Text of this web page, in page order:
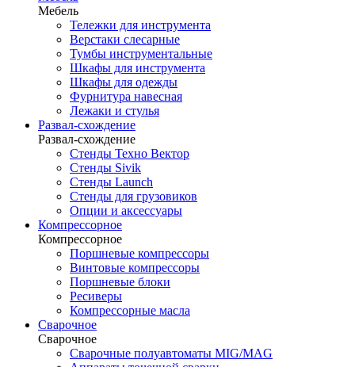
Мебель
Тележки для инструмента
Верстаки слесарные
Тумбы инструментальные
Шкафы для инструмента
Шкафы для одежды
Фурнитура навесная
Лежаки и стулья
Развал-схождение
Развал-схождение
Стенды Техно Вектор
Стенды Sivik
Стенды Launch
Стенды для грузовиков
Опции и аксессуары
Компрессорное
Компрессорное
Поршневые компрессоры
Винтовые компрессоры
Поршневые блоки
Ресиверы
Компрессорные масла
Сварочное
Сварочное
Сварочные полуавтоматы MIG/MAG